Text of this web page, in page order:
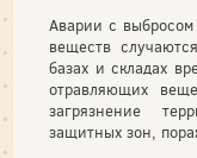
Аварии с
веществ
базах и складах
отравляющих
загрязнение
защитных зон,